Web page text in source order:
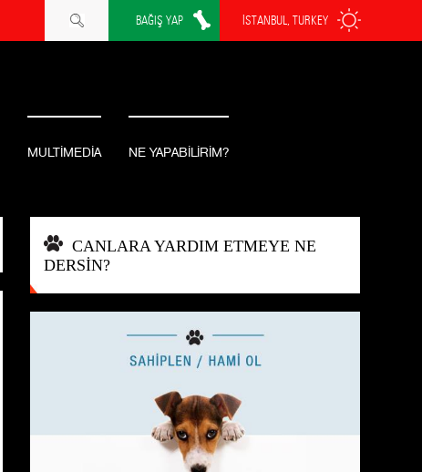
İSTANBUL, TURKEY
BAĞIŞ YAP
MULTİMEDİA NE YAPABİLİRİM?
CANLARA YARDIM ETMEYE NE
DERSİN?